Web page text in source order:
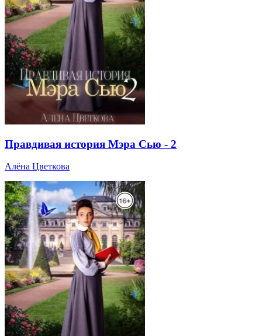
Правдивая история Мэра Сью - 2
Алёна Цветкова